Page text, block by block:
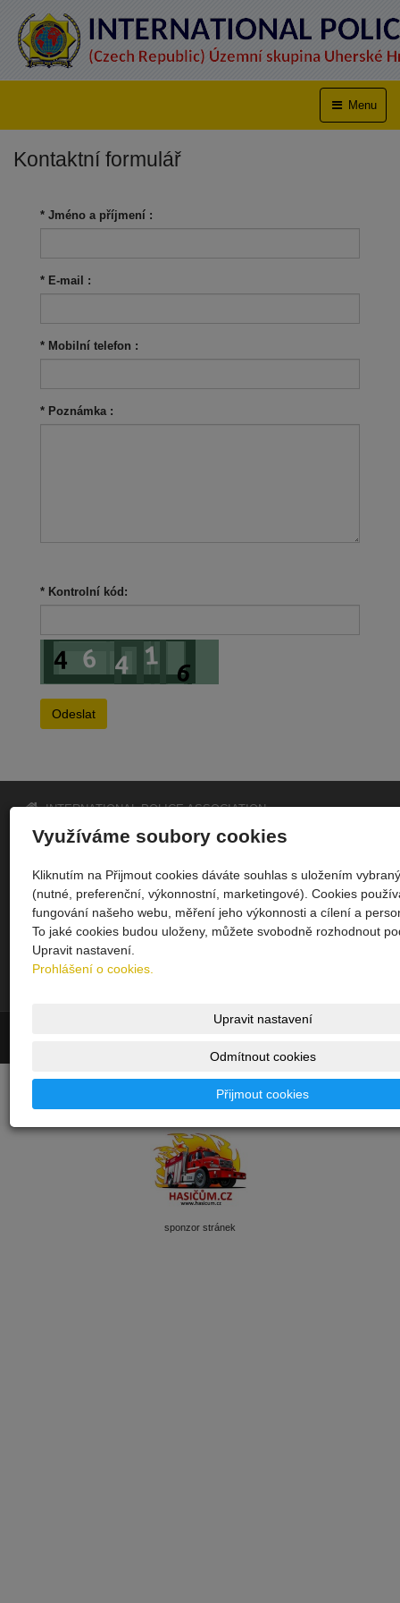
Menu
Kontaktní formulář
* Jméno a příjmení :
* E-mail :
* Mobilní telefon :
* Poznámka :
* Kontrolní kód:
INTERNATIONAL POLICE ASSOCIATION
(Czech Republic) Územní skupina Uherské Hradiště
Úvodní stránka
Území sk. UH
Kontakt
Upomínkové předměty
Fotogalerie
doména a webhosting
5★ registrátora v ČR
sponzor stránek
Využíváme soubory cookies
Kliknutím na Přijmout cookies dáváte souhlas s uložením
(nutné, preferenční, výkonnostní, marketingové). Cookies
fungování našeho webu, měření jeho výkonnosti a cílení a
To jaké cookies budou uloženy, můžete svobodně rozhodnout
Upravit nastavení.
Prohlášení o cookies.
Upravit nastavení
Odmítnout cookies
Přijmout cookies